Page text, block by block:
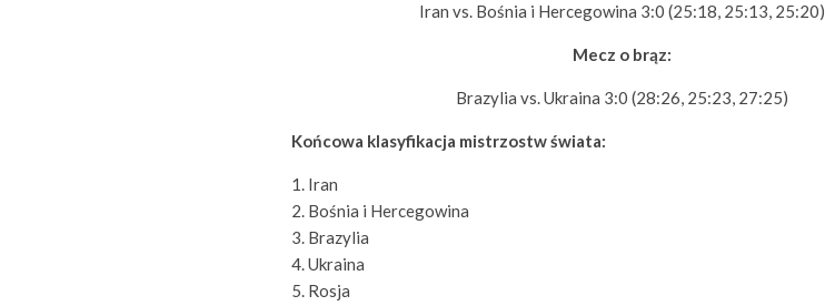
Iran vs. Bośnia i Hercegowina 3:0 (25:18, 25:13, 25:20)
Mecz o brąz:
Brazylia vs. Ukraina 3:0 (28:26, 25:23, 27:25)
Końcowa klasyfikacja mistrzostw świata:
Iran
Bośnia i Hercegowina
Brazylia
Ukraina
Rosja